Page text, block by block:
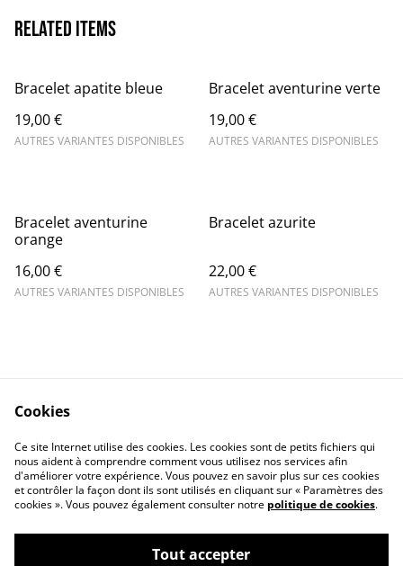
Related items
Bracelet apatite bleue
19,00 €
AUTRES VARIANTES DISPONIBLES
Bracelet aventurine verte
19,00 €
AUTRES VARIANTES DISPONIBLES
Bracelet aventurine
orange
16,00 €
AUTRES VARIANTES DISPONIBLES
Bracelet azurite
22,00 €
AUTRES VARIANTES DISPONIBLES
Contact Us
Legal Terms
Privacy Policy
Cookie Policy
Cookies
Ce site Internet utilise des cookies. Les cookies sont de petits fichiers qui
nous aident à comprendre comment vous utilisez nos services afin
d'améliorer votre expérience. Vous pouvez en savoir plus sur ces cookies
et contrôler la façon dont ils sont utilisés en cliquant sur « Paramètres des
cookies ». Vous pouvez également consulter notre politique de cookies.
Tout accepter